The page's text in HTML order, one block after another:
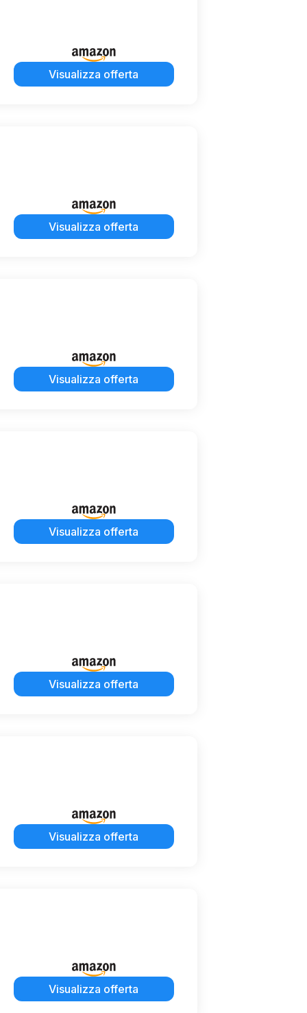
Visualizza offerta
Visualizza offerta
Visualizza offerta
Visualizza offerta
Visualizza offerta
Visualizza offerta
Visualizza offerta